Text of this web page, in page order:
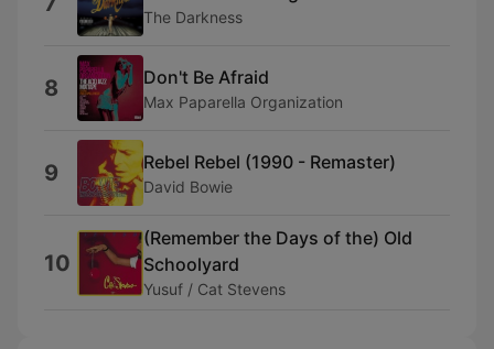
The Darkness
8 Don't Be Afraid
Max Paparella Organization
9 Rebel Rebel (1990 - Remaster)
David Bowie
10
(Remember the Days of the) Old
Schoolyard
Yusuf / Cat Stevens